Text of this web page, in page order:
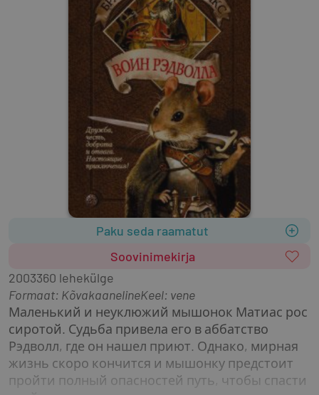
Paku seda raamatut
Soovinimekirja
2003360 lehekülge
Formaat: KõvakaanelineKeel: vene
Маленький и неуклюжий мышонок Матиас рос
сиротой. Судьба привела его в аббатство
Рэдволл, где он нашел приют. Однако, мирная
жизнь скоро кончится и мышонку предстоит
пройти полный опасностей путь, чтобы спасти